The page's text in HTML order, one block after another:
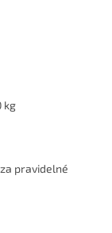
kg
pravidelné